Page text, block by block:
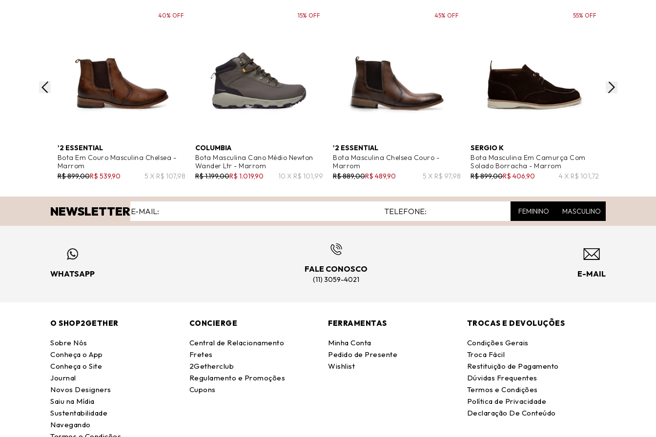
'2 ESSENTIAL
Bota Em Couro Masculina Chelsea -
Marrom
R$ 899,00R$ 539,90 5 X R$ 107,98
40% OFF
COLUMBIA
Bota Masculina Cano Médio Newton
Wander Ltr - Marrom
R$ 1.199,00R$ 1.019,90 10 X R$ 101,99
15% OFF
'2 ESSENTIAL
Bota Masculina Chelsea Couro -
Marrom
R$ 889,00R$ 489,90 5 X R$ 97,98
45% OFF
SERGIO K
Bota Masculina Em Camurça Com
Solado Borracha - Marrom
R$ 899,00R$ 406,90 4 X R$ 101,72
55% OFF
NEWSLETTER FEMININO MASCULINO
WHATSAPP
FALE CONOSCO
(11) 3059-4021
E-MAIL
O SHOP2GETHER
Sobre Nós
Conheça o App
Conheça o Site
Journal
Novos Designers
Saiu na Mídia
Sustentabilidade
Navegando
CONCIERGE
Central de Relacionamento
Fretes
2Getherclub
Regulamento e Promoções
Cupons
FERRAMENTAS
Minha Conta
Pedido de Presente
Wishlist
TROCAS E DEVOLUÇÕES
Condições Gerais
Troca Fácil
Restituição de Pagamento
Dúvidas Frequentes
Termos e Condições
Política de Privacidade
Declaração De Conteúdo